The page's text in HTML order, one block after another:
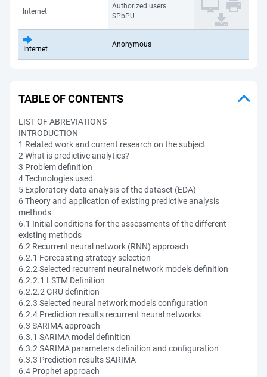
Internet
Authorized users
SPbPU
Internet
Anonymous
TABLE OF CONTENTS
LIST OF ABREVIATIONS
INTRODUCTION
1 Related work and current research on the subject
2 What is predictive analytics?
3 Problem definition
4 Technologies used
5 Exploratory data analysis of the dataset (EDA)
6 Theory and application of existing predictive analysis
methods
6.1 Initial conditions for the assessments of the different
existing methods
6.2 Recurrent neural network (RNN) approach
6.2.1 Forecasting strategy selection
6.2.2 Selected recurrent neural network models definition
6.2.2.1 LSTM Definition
6.2.2.2 GRU definition
6.2.3 Selected neural network models configuration
6.2.4 Prediction results recurrent neural networks
6.3 SARIMA approach
6.3.1 SARIMA model definition
6.3.2 SARIMA parameters definition and configuration
6.3.3 Prediction results SARIMA
6.4 Prophet approach